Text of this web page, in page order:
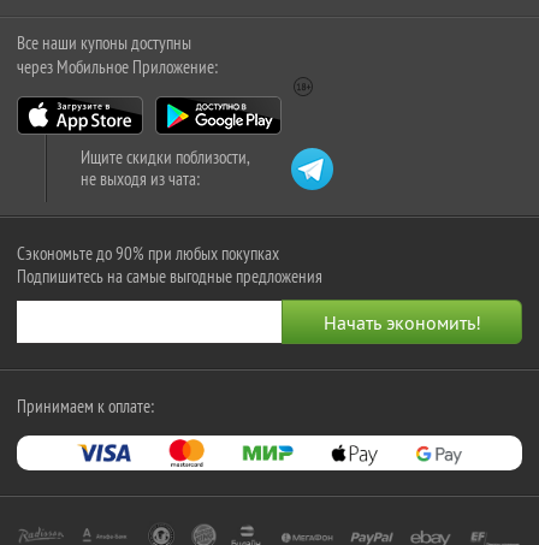
Все наши купоны доступны
через Мобильное Приложение:
Ищите скидки поблизости,
не выходя из чата:
Сэкономьте до 90% при любых покупках
Подпишитесь на самые выгодные предложения
Принимаем к оплате: